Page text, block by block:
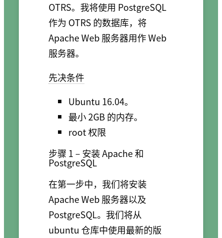
OTRS。我将使用 PostgreSQL
作为 OTRS 的数据库，将
Apache Web 服务器用作 Web
服务器。
先决条件
Ubuntu 16.04。
最小 2GB 的内存。
root 权限
步骤 1 – 安装 Apache 和
PostgreSQL
在第一步中，我们将安装
Apache Web 服务器以及
PostgreSQL。我们将从
ubuntu 仓库中使用最新的版